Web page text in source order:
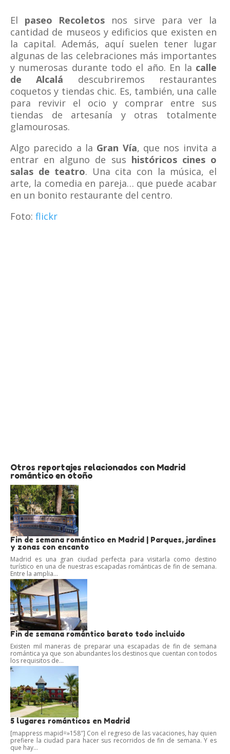
El paseo Recoletos nos sirve para ver la
cantidad de museos y edificios que existen en
la capital. Además, aquí suelen tener lugar
algunas de las celebraciones más importantes
y numerosas durante todo el año. En la calle
de Alcalá descubriremos restaurantes
coquetos y tiendas chic. Es, también, una calle
para revivir el ocio y comprar entre sus
tiendas de artesanía y otras totalmente
glamourosas.
Algo parecido a la Gran Vía, que nos invita a
entrar en alguno de sus históricos cines o
salas de teatro. Una cita con la música, el
arte, la comedia en pareja… que puede acabar
en un bonito restaurante del centro.
Foto: flickr
Otros reportajes relacionados con Madrid
romántico en otoño
Fin de semana romántico en Madrid | Parques, jardines
y zonas con encanto
Madrid es una gran ciudad perfecta para visitarla como destino
turístico en una de nuestras escapadas románticas de fin de semana.
Entre la amplia...
Fin de semana romántico barato todo incluido
Existen mil maneras de preparar una escapadas de fin de semana
romántica ya que son abundantes los destinos que cuentan con todos
los requisitos de...
5 lugares románticos en Madrid
[mappress mapid=»158″] Con el regreso de las vacaciones, hay quien
prefiere la ciudad para hacer sus recorridos de fin de semana. Y es
que hay...